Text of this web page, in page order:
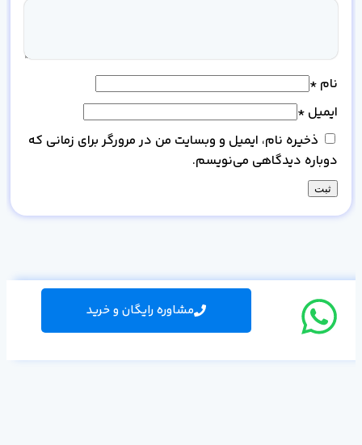
نام *
ایمیل *
ذخیره نام، ایمیل و وبسایت من در مرورگر برای زمانی که
دوباره دیدگاهی می‌نویسم.
مشاوره رایگان و خرید